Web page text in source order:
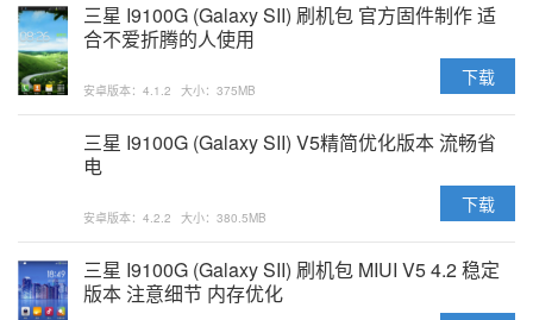
三星 I9100G (Galaxy SII) 刷机包 官方固件制作 适
合不爱折腾的人使用
安卓版本：4.1.2 大小：375MB
下载
三星 I9100G (Galaxy SII) V5精简优化版本 流畅省
电
安卓版本：4.2.2 大小：380.5MB
下载
三星 I9100G (Galaxy SII) 刷机包 MIUI V5 4.2 稳定
版本 注意细节 内存优化